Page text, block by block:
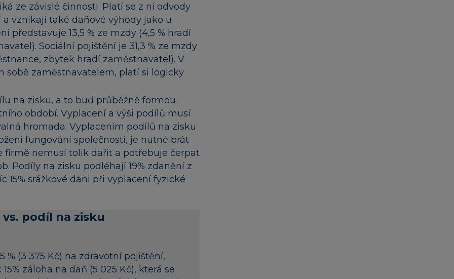
ze závislé činnosti. Platí se z ní odvody
vznikají také daňové výhody jako u
představuje 13,5 % ze mzdy (4,5 % hradí
Sociální pojištění je 31,3 % ze mzdy
zbytek hradí zaměstnavatel). V
sobě zaměstnavatelem, platí si logicky
na zisku, a to buď průběžně formou
období. Vyplacení a výši podílů musí
hromada. Vyplacením podílů na zisku
fungování společnosti, je nutné brát
firmě nemusí tolik dařit a potřebuje čerpat
Podíly na zisku podléhají 19% zdanění z
15% srážkové dani při vyplacení fyzické
podíl na zisku
% (3 375 Kč) na zdravotní pojištění,
záloha na daň (5 025 Kč), která se